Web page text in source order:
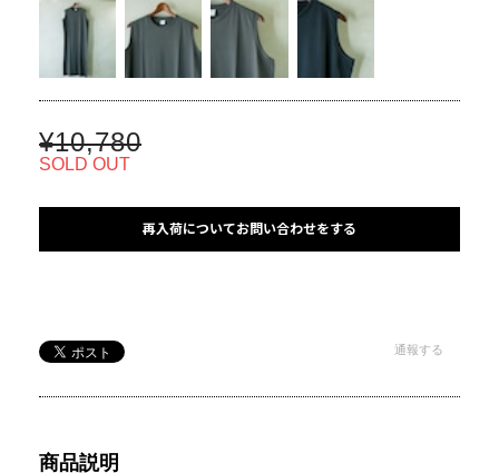
¥10,780
SOLD OUT
再入荷についてお問い合わせをする
通報する
商品説明